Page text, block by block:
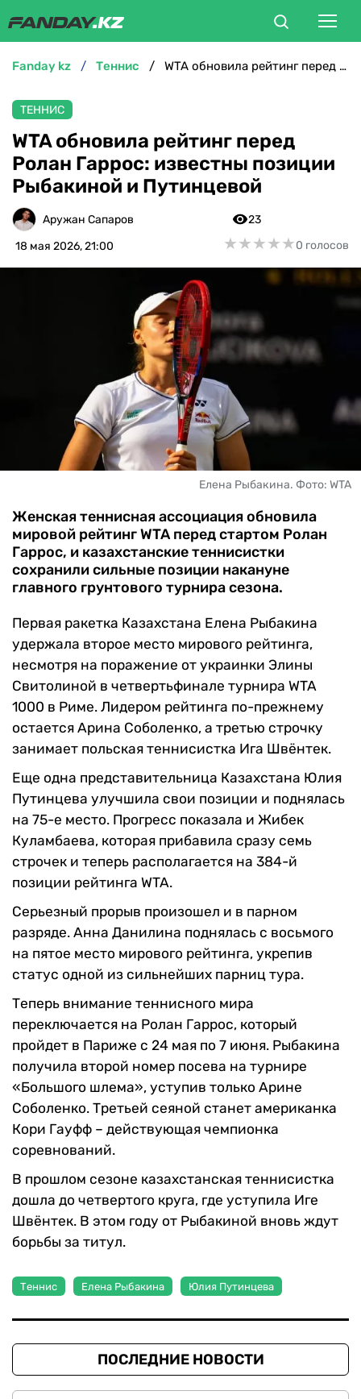
БОКС
ММА
ТЕННИС
ДРУГИЕ
БУКМЕКЕРЫ
fanday kz теннис WTA обновила рейтинг перед Ролан Гаррос: известны позиции Рыбакиной и Путинцевой
ТЕННИС
WTA обновила рейтинг перед
Ролан Гаррос: известны позиции
Рыбакиной и Путинцевой
Аружан Сапаров
18 мая 2026, 21:00
23
★★★★★
★★★★★0 голосов
Елена Рыбакина. Фото: WTA
Женская теннисная ассоциация обновила
мировой рейтинг WTA перед стартом Ролан
Гаррос, и казахстанские теннисистки
сохранили сильные позиции накануне
главного грунтового турнира сезона.
Первая ракетка Казахстана Елена Рыбакина
удержала второе место мирового рейтинга,
несмотря на поражение от украинки Элины
Свитолиной в четвертьфинале турнира WTA
1000 в Риме. Лидером рейтинга по-прежнему
остается Арина Соболенко, а третью строчку
занимает польская теннисистка Ига Швёнтек.
Еще одна представительница Казахстана Юлия
Путинцева улучшила свои позиции и поднялась
на 75-е место. Прогресс показала и Жибек
Куламбаева, которая прибавила сразу семь
строчек и теперь располагается на 384-й
позиции рейтинга WTA.
Серьезный прорыв произошел и в парном
разряде. Анна Данилина поднялась с восьмого
на пятое место мирового рейтинга, укрепив
статус одной из сильнейших парниц тура.
Теперь внимание теннисного мира
переключается на Ролан Гаррос, который
пройдет в Париже с 24 мая по 7 июня. Рыбакина
получила второй номер посева на турнире
«Большого шлема», уступив только Арине
Соболенко. Третьей сеяной станет американка
Кори Гауфф – действующая чемпионка
соревнований.
В прошлом сезоне казахстанская теннисистка
дошла до четвертого круга, где уступила Иге
Швёнтек. В этом году от Рыбакиной вновь ждут
борьбы за титул.
Теннис Елена Рыбакина Юлия Путинцева
ПОСЛЕДНИЕ НОВОСТИ